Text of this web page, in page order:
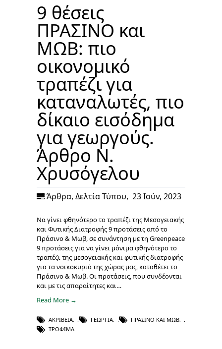
9 θέσεις
ΠΡΑΣΙΝΟ και
ΜΩΒ: πιο
οικονομικό
τραπέζι για
καταναλωτές, πιο
δίκαιο εισόδημα
για γεωργούς.
Άρθρο Ν.
Χρυσόγελου
Άρθρα, Δελτία Τύπου, 23 Ιούν, 2023
Να γίνει φθηνότερο το τραπέζι της Μεσογειακής
και Φυτικής Διατροφής 9 προτάσεις από το
Πράσινο & Μωβ, σε συνάντηση με τη Greenpeace
9 προτάσεις για να γίνει μόνιμα φθηνότερο το
τραπέζι της μεσογειακής και φυτικής διατροφής
για τα νοικοκυριά της χώρας μας, καταθέτει το
Πράσινο & Μωβ. Οι προτάσεις, που συνδέονται
και με τις απαραίτητες και…
Read More →
ΑΚΡΊΒΕΙΑ, ΓΕΩΡΓΊΑ, ΠΡΑΣΙΝΟ ΚΑΙ ΜΩΒ,
ΤΡΌΦΙΜΑ